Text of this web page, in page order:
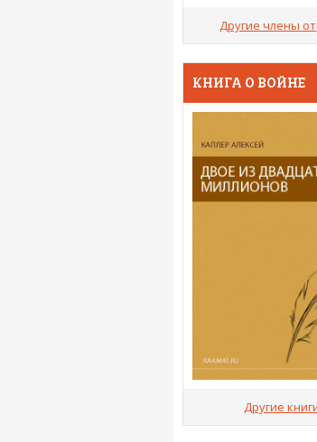
Другие члены
КНИГА О ВОЙНЕ
Другие